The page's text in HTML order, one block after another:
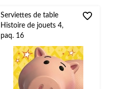
Serviettes de table
Histoire de jouets 4,
paq. 16